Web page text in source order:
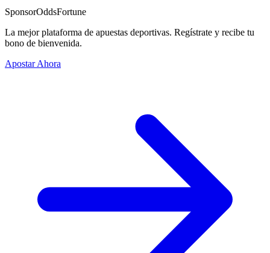
SponsorOddsFortune
La mejor plataforma de apuestas deportivas. Regístrate y recibe tu
bono de bienvenida.
Apostar Ahora